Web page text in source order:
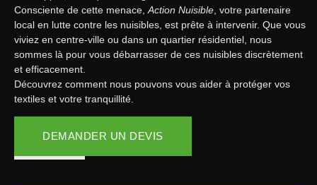
Consciente de cette menace, Action Nuisible , votre partenaire
local en lutte contre les nuisibles, est prête à intervenir. Que vous
viviez en centre-ville ou dans un quartier résidentiel, nous
sommes là pour vous débarrasser de ces nuisibles discrètement
et efficacement.
Découvrez comment nous pouvons vous aider à protéger vos
textiles et votre tranquillité.
DEMANDER UN DEVIS